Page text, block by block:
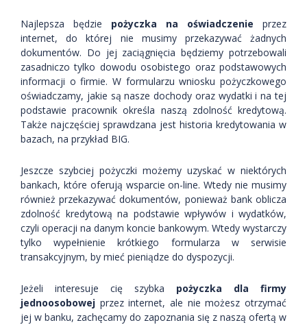
Najlepsza będzie pożyczka na oświadczenie przez
internet, do której nie musimy przekazywać żadnych
dokumentów. Do jej zaciągnięcia będziemy potrzebowali
zasadniczo tylko dowodu osobistego oraz podstawowych
informacji o firmie. W formularzu wniosku pożyczkowego
oświadczamy, jakie są nasze dochody oraz wydatki i na tej
podstawie pracownik określa naszą zdolność kredytową.
Także najczęściej sprawdzana jest historia kredytowania w
bazach, na przykład BIG.
Jeszcze szybciej pożyczki możemy uzyskać w niektórych
bankach, które oferują wsparcie on-line. Wtedy nie musimy
również przekazywać dokumentów, ponieważ bank oblicza
zdolność kredytową na podstawie wpływów i wydatków,
czyli operacji na danym koncie bankowym. Wtedy wystarczy
tylko wypełnienie krótkiego formularza w serwisie
transakcyjnym, by mieć pieniądze do dyspozycji.
Jeżeli interesuje cię szybka pożyczka dla firmy
jednoosobowej przez internet, ale nie możesz otrzymać
jej w banku, zachęcamy do zapoznania się z naszą ofertą w